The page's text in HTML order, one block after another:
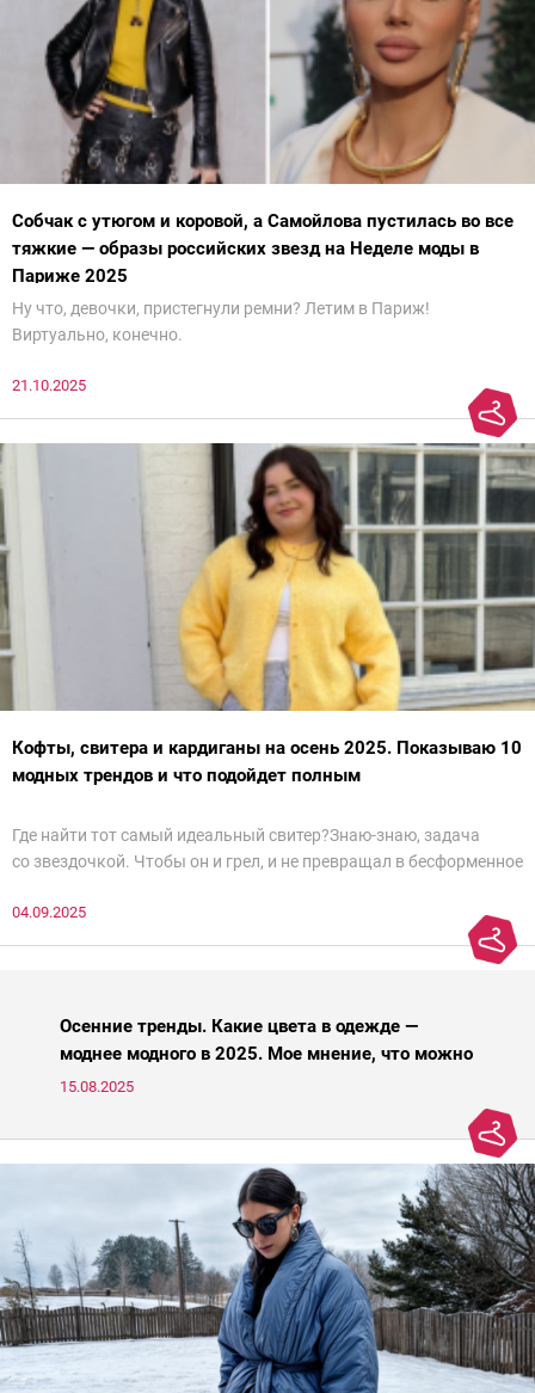
Собчак с утюгом и коровой, а Самойлова пустилась во все
тяжкие — образы российских звезд на Неделе моды в
Париже 2025
Ну что, девочки, пристегнули ремни? Летим в Париж!
Виртуально, конечно.
21.10.2025
Кофты, свитера и кардиганы на осень 2025. Показываю 10
модных трендов и что подойдет полным
Где найти тот самый идеальный свитер?Знаю-знаю, задача
со звездочкой. Чтобы он и грел, и не превращал в бесформенное
паники.
04.09.2025
Осенние тренды. Какие цвета в одежде —
моднее модного в 2025. Мое мнение, что можно
носить, а что нет
15.08.2025